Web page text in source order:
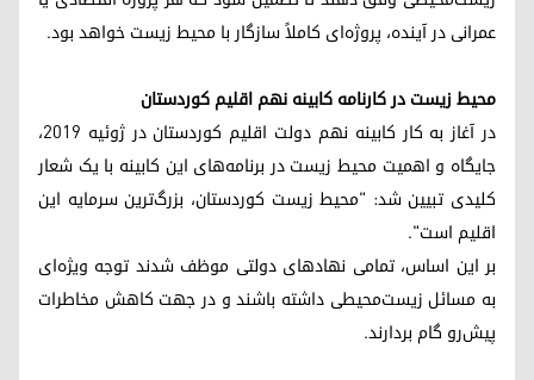
عمرانی در آینده، پروژه‌ای کاملاً سازگار با محیط زیست خواهد بود.
محیط زیست در کارنامه کابینه نهم اقلیم کوردستان
در آغاز به کار کابینه نهم دولت اقلیم کوردستان در ژوئیه ۲۰۱۹،
جایگاه و اهمیت محیط زیست در برنامه‌های این کابینه با یک شعار
کلیدی تبیین شد: "محیط زیست کوردستان، بزرگ‌ترین سرمایه این
اقلیم است".
بر این اساس، تمامی نهادهای دولتی موظف شدند توجه ویژه‌ای
به مسائل زیست‌محیطی داشته باشند و در جهت کاهش مخاطرات
پیش‌رو گام بردارند.